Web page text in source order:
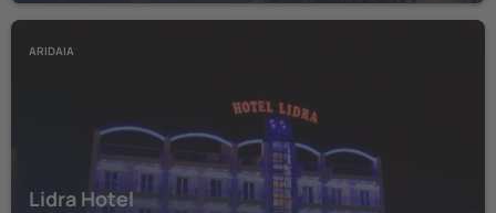
ARIDAIA
Lidra Hotel